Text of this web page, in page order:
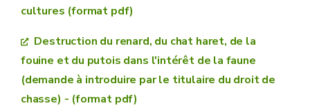
cultures (format pdf)
Destruction du renard, du chat haret, de la
fouine et du putois dans l'intérêt de la faune
(demande à introduire par le titulaire du droit de
chasse) - (format pdf)